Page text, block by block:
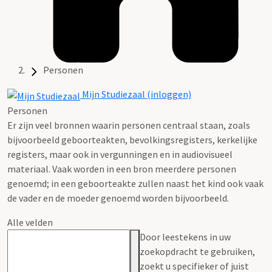
Personen
Mijn Studiezaal (inloggen)
Personen
Er zijn veel bronnen waarin personen centraal staan, zoals
bijvoorbeeld geboorteakten, bevolkingsregisters, kerkelijke
registers, maar ook in vergunningen en in audiovisueel
materiaal. Vaak worden in een bron meerdere personen
genoemd; in een geboorteakte zullen naast het kind ook vaak
de vader en de moeder genoemd worden bijvoorbeeld.
Alle velden
Door leestekens in uw
zoekopdracht te gebruiken,
zoekt u specifieker of juist